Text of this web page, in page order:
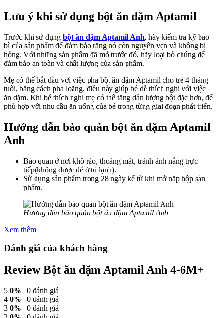
Lưu ý khi sử dụng bột ăn dặm Aptamil
Trước khi sử dụng bột ăn dặm Aptamil Anh, hãy kiểm tra kỹ bao
bì của sản phẩm để đảm bảo rằng nó còn nguyên vẹn và không bị
hỏng. Với những sản phẩm đã mở trước đó, hãy loại bỏ chúng để
đảm bảo an toàn và chất lượng của sản phẩm.
Mẹ có thể bắt đầu với việc pha bột ăn dặm Aptamil cho trẻ 4 tháng
tuổi, bằng cách pha loãng, điều này giúp bé dễ thích nghi với việc
ăn dặm. Khi bé thích nghi mẹ có thể tăng dần lượng bột đặc hơn, để
phù hợp với nhu cầu ăn uống của bé trong từng giai đoạn phát triển.
Hướng dẫn bảo quản bột ăn dặm Aptamil
Anh
Bảo quản ở nơi khô ráo, thoáng mát, tránh ánh nắng trực
tiếp(không được để ở tủ lạnh).
Sử dụng sản phẩm trong 28 ngày kể từ khi mở nắp hộp sản
phẩm.
Hướng dẫn bảo quản bột ăn dặm Aptamil Anh
Xem thêm
Đánh giá của khách hàng
Review Bột ăn dặm Aptamil Anh 4-6M+
5 0% | 0 đánh giá
4 0% | 0 đánh giá
3 0% | 0 đánh giá